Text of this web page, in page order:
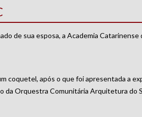
de sua esposa, a Academia
coquetel, após o que foi apresentada a
da Orquestra Comunitária Arquitetura do